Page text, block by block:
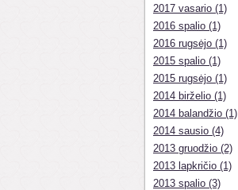
2017 vasario (1)
2016 spalio (1)
2016 rugsėjo (1)
2015 spalio (1)
2015 rugsėjo (1)
2014 birželio (1)
2014 balandžio (1)
2014 sausio (4)
2013 gruodžio (2)
2013 lapkričio (1)
2013 spalio (3)